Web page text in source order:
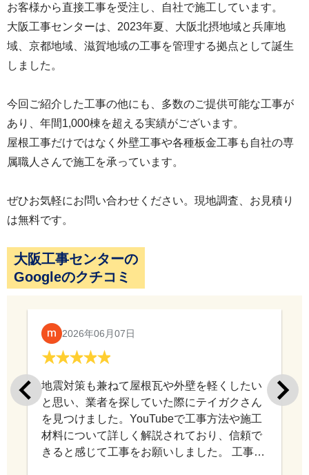
お客様から直接工事を受注し、自社で施工しています。
大阪工事センターは、2023年夏、大阪北摂地域と兵庫地
域、京都地域、滋賀地域の工事を管理する拠点として誕生
しました。
今回ご紹介した工事の他にも、多数のご提供可能な工事が
あり、年間1,000棟を超える実績がございます。
屋根工事だけではなく外壁工事や各種板金工事も自社の専
属職人さんで施工を承っています。
ぜひお気軽にお問い合わせください。現地調査、お見積り
は無料です。
大阪工事センターの
Googleのクチコミ
2026年06月07日
地震対策も兼ねて屋根瓦や外壁を軽くしたい
と思い、業者を探していた際にテイガクさん
を見つけました。YouTubeで工事方法や施工
材料について詳しく解説されており、信頼で
きると感じて工事をお願いしました。 工事中